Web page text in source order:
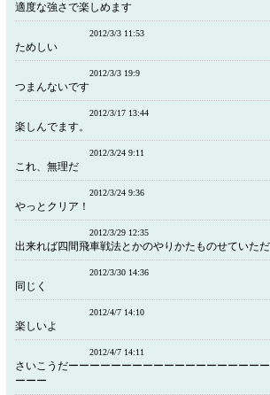
適度な強さで楽しめます
2012/3/3 11:53
ためしい
2012/3/3 19:9
つまんないです
2012/3/17 13:44
楽しんでます。
2012/3/24 9:11
これ、無理だ
2012/3/24 9:36
やっとクリア！
2012/3/29 12:35
出来れば四間飛車戦法とかのやりかたものせていた
2012/3/30 14:36
同じく
2012/4/7 14:10
楽しいよ
2012/4/7 14:11
さいこうだーーーーーーーーーーーーーーーーーー
ーーー